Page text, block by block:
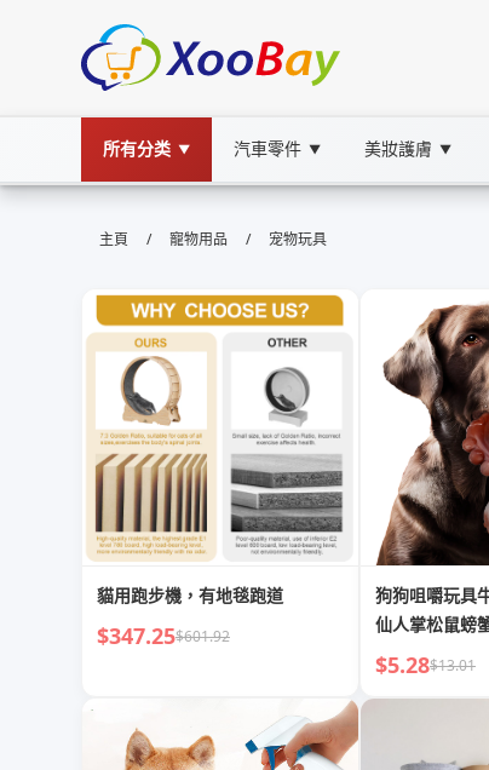
所有分类 ▼ 汽車零件 ▼ 美妝護膚 ▼
宠物玩具 | XOOBAY B2B/
多樣安全耐用提昇互動與智力促寵物快樂成長
主頁 / 寵物用品 / 宠物玩具
貓用跑步機，有地毯跑道
$347.25$601.92
狗狗咀嚼玩具
仙人掌松鼠螃
$5.28$13.01